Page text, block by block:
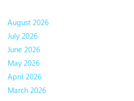
August 2026
July 2026
June 2026
May 2026
April 2026
March 2026